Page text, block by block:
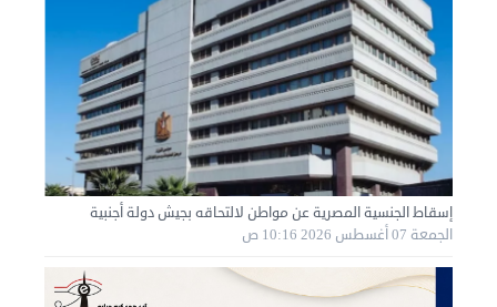
إسقاط الجنسية المصرية عن مواطن لالتحاقه بجيش دولة أجنبية
الجمعة 07 أغسطس 2026 10:16 ص